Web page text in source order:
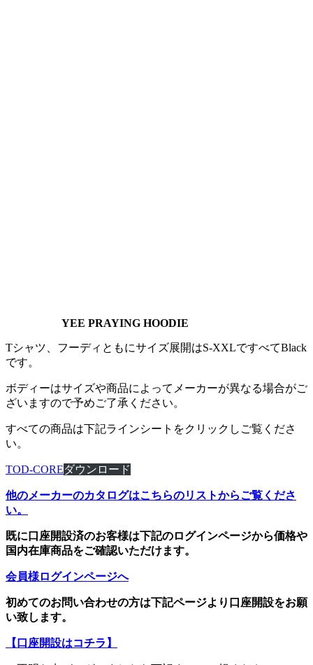
YEE PRAYING HOODIE
Tシャツ、フーディともにサイズ展開はS-XXLですべてBlack
です。
ボディーはサイズや商品によってメーカーが異なる場合がご
ざいますので予めご了承ください。
すべての商品は下記ラインシートをクリックしご覧くださ
い。
TOD-COREダウンロード
他のメーカーのカタログはこちらのリストからご覧くださ
い。
既に口座開設済のお客様は下記のログインページから価格や
国内在庫商品をご確認いただけます。
会員様ログインページへ
初めてのお問い合わせの方は下記ページより口座開設をお願
い致します。
【口座開設はコチラ】